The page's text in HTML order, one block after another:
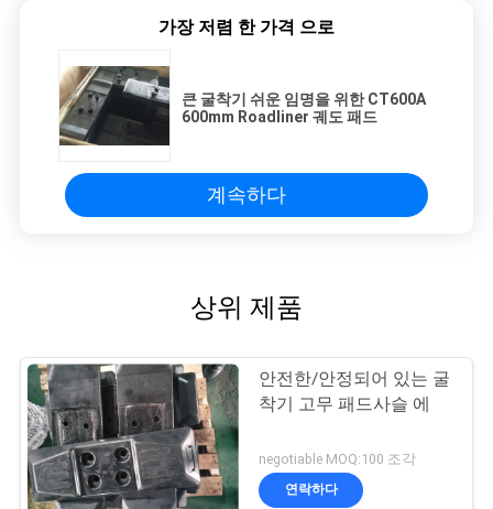
가장 저렴 한 가격 으로
큰 굴착기 쉬운 임명을 위한 CT600A
600mm Roadliner 궤도 패드
계속하다
상위 제품
안전한/안정되어 있는 굴
착기 고무 패드사슬 에
negotiable MOQ:100 조각
연락하다